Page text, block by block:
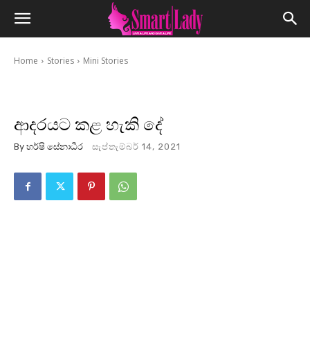
Home Stories Mini Stories
ආදරයට කළ හැකි දේ
By හර්ෂි සේනාධීර සැප්තැම්බර් 14, 2021